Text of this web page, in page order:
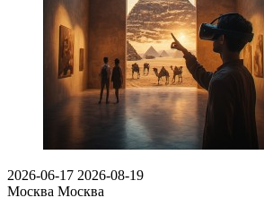
2026-06-17 2026-08-19
Москва Москва